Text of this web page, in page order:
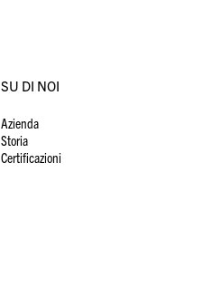
SU DI NOI
Azienda
Storia
Certificazioni